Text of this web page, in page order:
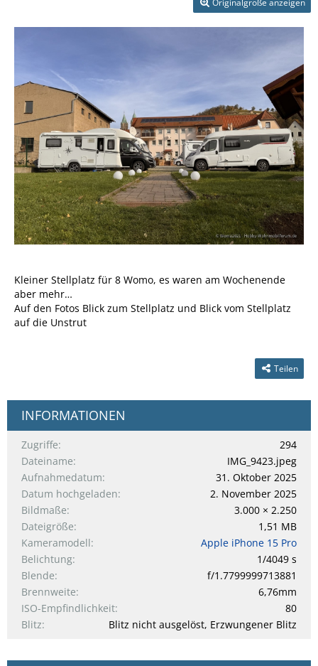
Originalgröße anzeigen
Kleiner Stellplatz für 8 Womo, es waren am Wochenende
aber mehr…
Auf den Fotos Blick zum Stellplatz und Blick vom Stellplatz
auf die Unstrut
Teilen
INFORMATIONEN
Zugriffe
294
Dateiname
IMG_9423.jpeg
Aufnahmedatum
31. Oktober 2025
Datum hochgeladen
2. November 2025
Bildmaße
3.000 × 2.250
Dateigröße
1,51 MB
Kameramodell
Apple iPhone 15 Pro
Belichtung
1/4049 s
Blende
f/1.7799999713881
Brennweite
6,76mm
ISO-Empfindlichkeit
80
Blitz
Blitz nicht ausgelöst, Erzwungener Blitz